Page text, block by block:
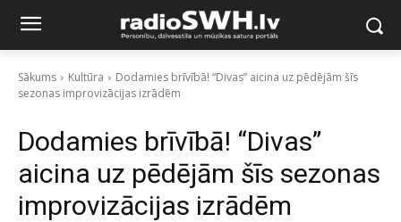
Sākums Kultūra
Dodamies brīvībā! “Divas” aicina uz pēdējām šīs
sezonas improvizācijas izrādēm
Dodamies brīvībā! “Divas”
aicina uz pēdējām šīs sezonas
improvizācijas izrādēm